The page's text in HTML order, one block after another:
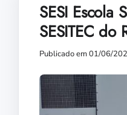
SESI Escola
SESITEC do
Publicado em 01/06/